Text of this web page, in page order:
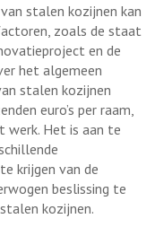
stalen kozijnen kan
zoals de staat
en de
het algemeen
stalen kozijnen
euro’s per raam,
werk. Het is aan te
krijgen van de
beslissing te
kozijnen.